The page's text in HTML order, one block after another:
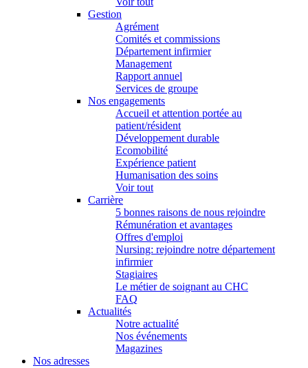
Gestion
Agrément
Comités et commissions
Département infirmier
Management
Rapport annuel
Services de groupe
Nos engagements
Accueil et attention portée au
patient/résident
Développement durable
Ecomobilité
Expérience patient
Humanisation des soins
Voir tout
Carrière
5 bonnes raisons de nous rejoindre
Rémunération et avantages
Offres d'emploi
Nursing: rejoindre notre département
infirmier
Stagiaires
Le métier de soignant au CHC
FAQ
Actualités
Notre actualité
Nos événements
Magazines
Nos adresses